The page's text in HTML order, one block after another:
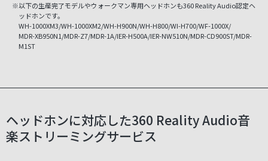
※以下の生産完了モデルやウォークマン専用ヘッドホンも360 Reality Audio認定ヘ
ッドホンです。
WH-1000XM3/WH-1000XM2/WH-H900N/WH-H800/WI-H700/WF-1000X/
MDR-XB950N1/MDR-Z7/MDR-1A/IER-H500A/IER-NW510N/MDR-CD900ST/MDR-
M1ST
ヘッドホンに対応した360 Reality Audio音
楽ストリーミングサービス